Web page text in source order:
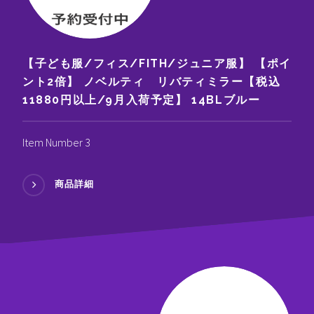
【子ども服/フィス/FITH/ジュニア服】 【ポイ
ント2倍】 ノベルティ リバティミラー【税込
11880円以上/9月入荷予定】 14BLブルー
Item Number 3
商品詳細